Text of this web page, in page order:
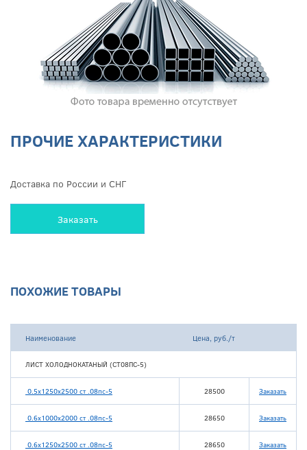
ПРОЧИЕ ХАРАКТЕРИСТИКИ
Доставка по России и СНГ
Заказать
ПОХОЖИЕ ТОВАРЫ
Наименование Цена, руб./т
ЛИСТ ХОЛОДНОКАТАНЫЙ (СТ08ПС-5)
0.5х1250х2500 ст .08пс-5 28500 Заказать
0.6х1000х2000 ст .08пс-5 28650 Заказать
0.6х1250х2500 ст .08пс-5 28650 Заказать